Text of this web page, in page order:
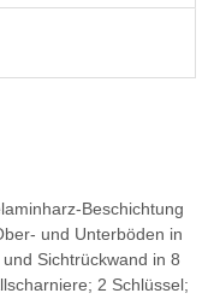
Beschichtung
und Unterböden in
Sichtrückwand in 8
2 Schlüssel;